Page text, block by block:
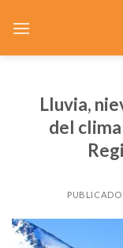
Lluvia,
del
PUBLICADO